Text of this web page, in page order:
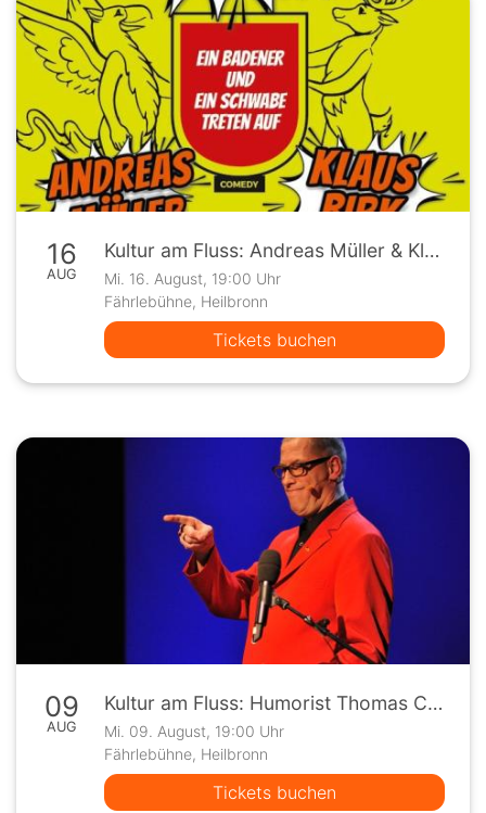
16
AUG
Kultur am Fluss: Andreas Müller & Klaus Birk "HomeLändZack"
Mi. 16. August, 19:00 Uhr
Fährlebühne, Heilbronn
Tickets buchen
09
AUG
Kultur am Fluss: Humorist Thomas C. Breuer "Alles muss Rausch"
Mi. 09. August, 19:00 Uhr
Fährlebühne, Heilbronn
Tickets buchen